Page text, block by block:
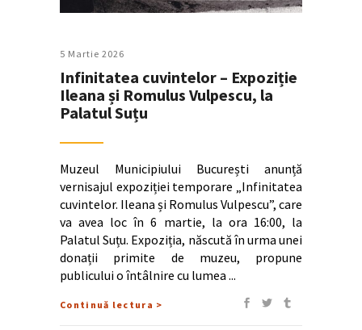
5 Martie 2026
Infinitatea cuvintelor – Expoziție
Ileana și Romulus Vulpescu, la
Palatul Suțu
Muzeul Municipiului București anunță
vernisajul expoziției temporare „Infinitatea
cuvintelor. Ileana și Romulus Vulpescu”, care
va avea loc în 6 martie, la ora 16:00, la
Palatul Suțu. Expoziția, născută în urma unei
donații primite de muzeu, propune
publicului o întâlnire cu lumea
Continuă lectura >